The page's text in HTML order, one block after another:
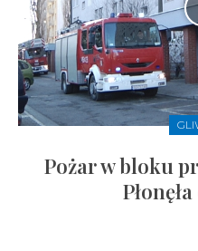
Pożar w bloku